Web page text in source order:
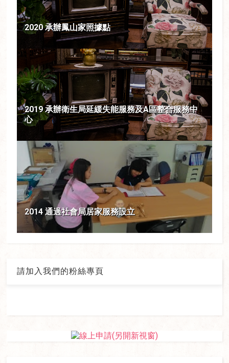
2020 承辦鳳山家照據點
2019 承辦衛生局延緩失能服務及A區整合服務中
心
2014 通過社會局居家服務設立
請加入我們的粉絲專頁